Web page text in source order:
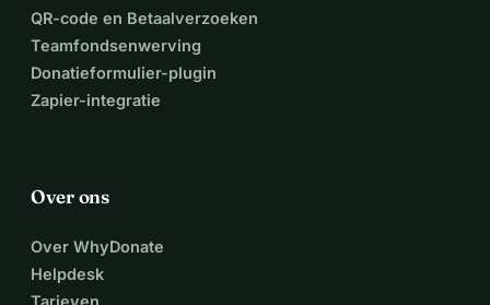
QR-code en Betaalverzoeken
Teamfondsenwerving
Donatieformulier-plugin
Zapier-integratie
Over ons
Over WhyDonate
Helpdesk